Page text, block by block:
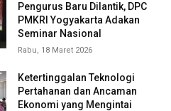
Pengurus Baru Dilantik, DPC
PMKRI Yogyakarta Adakan
Seminar Nasional
Rabu, 18 Maret 2026
Ketertinggalan Teknologi
Pertahanan dan Ancaman
Ekonomi yang Mengintai